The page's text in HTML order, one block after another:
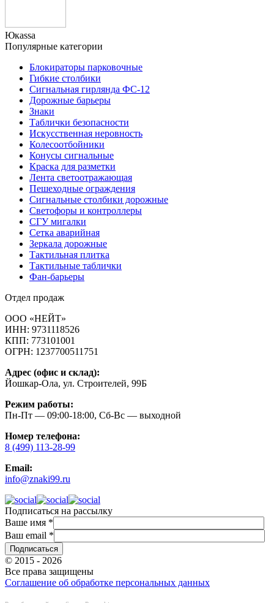
Юкаssа
Популярные категории
Блокираторы парковочные
Гибкие столбики
Сигнальная гирлянда ФС-12
Дорожные барьеры
Знаки
Таблички безопасности
Искусственная неровность
Колесоотбойники
Конусы сигнальные
Краска для разметки
Лента светоотражающая
Пешеходные ограждения
Сигнальные столбики дорожные
Светофоры и контроллеры
СГУ мигалки
Cетка аварийная
Зеркала дорожные
Тактильная плитка
Тактильные таблички
Фан-барьеры
Отдел продаж
ООО «НЕЙТ»
ИНН: 9731118526
КПП: 773101001
ОГРН: 1237700511751
Адрес (офис и склад):
Йошкар-Ола, ул. Строителей, 99Б
Режим работы:
Пн-Пт — 09:00-18:00, Сб-Вс — выходной
Номер телефона:
8 (499) 113-28-99
Email:
info@znaki99.ru
Подписаться на рассылку
Ваше имя *
Ваш email *
© 2015 - 2026
Все права защищены
Соглашение об обработке персональных данных